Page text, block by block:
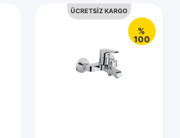
%
100
ÜCRETSİZ KARGO